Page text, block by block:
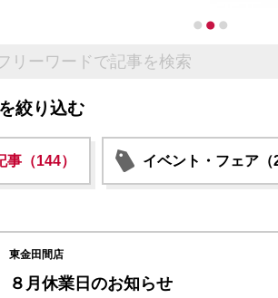
絞り込む
（144） イベント・フェア（
東金田間店
８月休業日のお知らせ